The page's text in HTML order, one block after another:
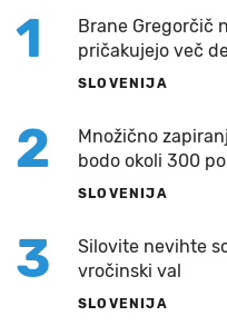
1
Brane Gregorčič
pričakujejo več
SLOVENIJA
2
Množično
bodo okoli 300
SLOVENIJA
3
Silovite nevihte
vročinski val
SLOVENIJA